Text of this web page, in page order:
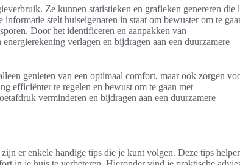
Ze kunnen statistieken en grafieken genereren die
stelt huiseigenaren in staat om bewuster om te
Door het identificeren en aanpakken van
verlagen en bijdragen aan een duurzamere
genieten van een optimaal comfort, maar ook zorgen
efficiënter te regelen en bewust om te gaan met
verminderen en bijdragen aan een duurzamere
er enkele handige tips die je kunt volgen. Deze tips